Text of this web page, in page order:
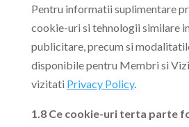
Pentru informatii suplimentare
cookie-uri si tehnologii similare
publicitare, precum si
disponibile pentru Membri si
vizitati Privacy Policy.
1.8 Ce cookie-uri terta parte